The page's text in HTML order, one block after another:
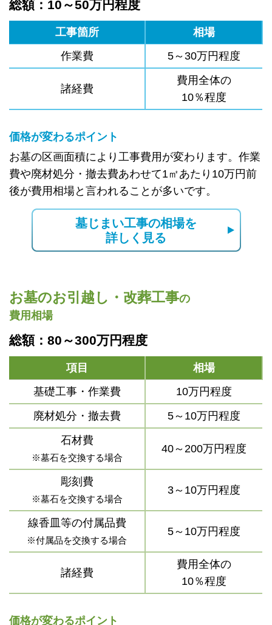
総額：10～50万円程度
工事箇所
相場
作業費
5～30万円程度
諸経費
費用全体の
10％程度
価格が変わるポイント
お墓の区画面積により工事費用が変わります。作業
費や廃材処分・撤去費あわせて1㎡あたり10万円前
後が費用相場と言われることが多いです。
墓じまい工事の相場を
詳しく見る
お墓のお引越し・改葬工事の
費用相場
総額：80～300万円程度
項目
相場
基礎工事・作業費
10万円程度
廃材処分・撤去費
5～10万円程度
石材費
※墓石を交換する場合
40～200万円程度
彫刻費
※墓石を交換する場合
3～10万円程度
線香皿等の付属品費
※付属品を交換する場合
5～10万円程度
諸経費
費用全体の
10％程度
価格が変わるポイント